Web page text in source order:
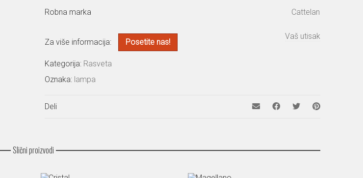
Robna marka Cattelan
Za više informacija: Posetite nas!
Vaš utisak
Kategorija: Rasveta
Oznaka: lampa
Deli
Slični proizvodi